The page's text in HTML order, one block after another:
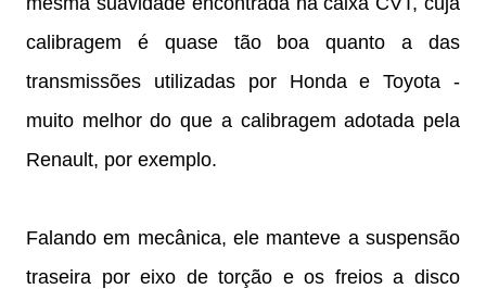
calibragem é quase tão boa quanto a das
transmissões utilizadas por Honda e Toyota -
muito melhor do que a calibragem adotada pela
Renault, por exemplo.
Falando em mecânica, ele manteve a suspensão
traseira por eixo de torção e os freios a disco